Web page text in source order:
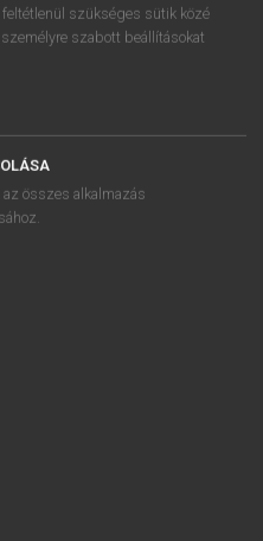
BŐVÍTMÉNY
feltétlenül szükséges sütik közé
szabott beállításokat
összes alkalmazás